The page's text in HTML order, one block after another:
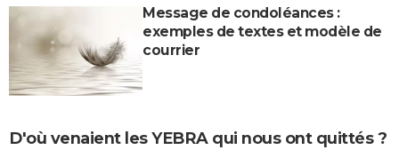
Message de condoléances :
exemples de textes et modèle de
courrier
D'où venaient les YEBRA qui nous ont quittés ?